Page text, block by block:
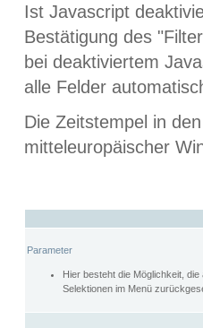
Ist Javascript
Bestätigung des
bei deaktiviertem
alle Felder
Die Zeitstempel in
mitteleuropäischer
Parameter
Hier besteht die Möglichkeit,
Selektionen im Menü